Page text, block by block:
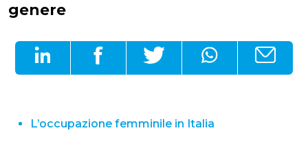
genere
L’occupazione femminile in Italia